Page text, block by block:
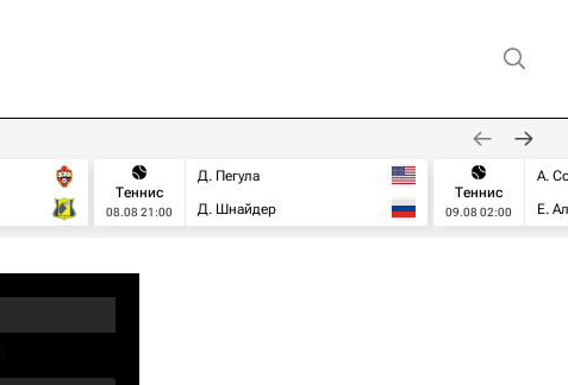
Теннис
08.08 21:00
Д. Пегула
Д. Шнайдер
Теннис
09.08 02:00
А.
Е.